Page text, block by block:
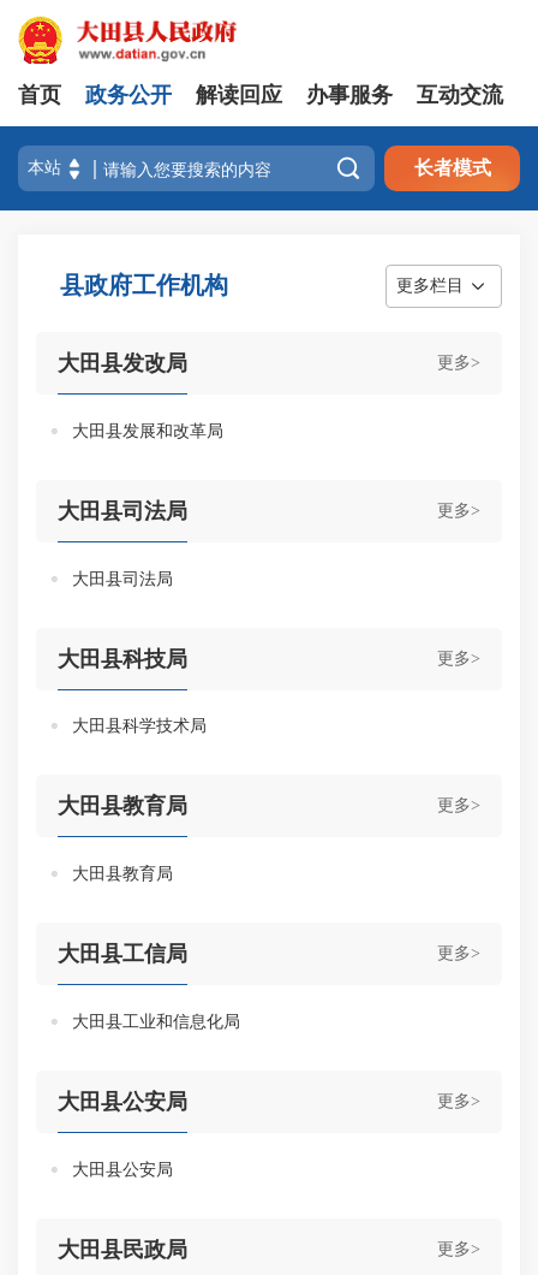
首页 政务公开 解读回应 办事服务 互动交流
 长者模式
县政府工作机构 更多栏目
更多>
大田县发改局
大田县发展和改革局
更多>
大田县司法局
大田县司法局
更多>
大田县科技局
大田县科学技术局
更多>
大田县教育局
大田县教育局
更多>
大田县工信局
大田县工业和信息化局
更多>
大田县公安局
大田县公安局
更多>
大田县民政局